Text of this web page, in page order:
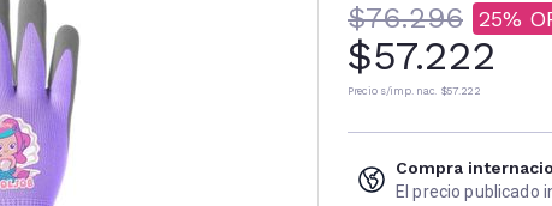
$76.296 25
$57.222
Precio s/imp. nac. $57.222
Compra
El precio publicado